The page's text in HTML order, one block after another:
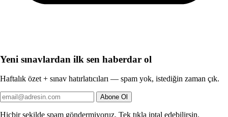
Yeni sınavlardan ilk sen haberdar ol
Haftalık özet + sınav hatırlatıcıları — spam yok, istediğin zaman çık.
Abone Ol
Hiçbir şekilde spam göndermiyoruz. Tek tıkla iptal edebilirsin.